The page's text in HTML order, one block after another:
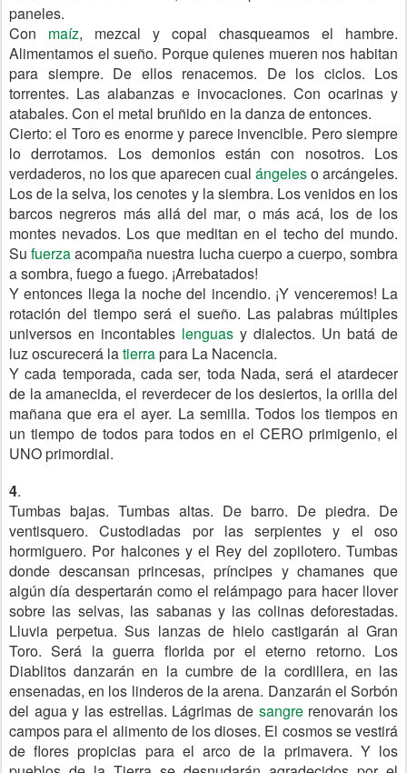
paneles.
Con maíz, mezcal y copal chasqueamos el hambre.
Alimentamos el sueño. Porque quienes mueren nos habitan
para siempre. De ellos renacemos. De los ciclos. Los
torrentes. Las alabanzas e invocaciones. Con ocarinas y
atabales. Con el metal bruñido en la danza de entonces.
Cierto: el Toro es enorme y parece invencible. Pero siempre
lo derrotamos. Los demonios están con nosotros. Los
verdaderos, no los que aparecen cual ángeleso arcángeles.
Los de la selva, los cenotes y la siembra. Los venidos en los
barcos negreros más allá del mar, o más acá, los de los
montes nevados. Los que meditan en el techo del mundo.
Sufuerzaacompaña nuestra lucha cuerpo a cuerpo, sombra
a sombra, fuego a fuego. ¡Arrebatados!
Y entonces llega la noche del incendio. ¡Y venceremos! La
rotación del tiempo será el sueño. Las palabras múltiples
universos en incontables lenguas y dialectos. Un batá de
luz oscurecerá latierrapara La Nacencia.
Y cada temporada, cada ser, toda Nada, será el atardecer
de la amanecida, el reverdecer de los desiertos, la orilla del
mañana que era el ayer. La semilla. Todos los tiempos en
un tiempo de todos para todos en el CERO primigenio, el
UNO primordial.
4.
Tumbas bajas. Tumbas altas. De barro. De piedra. De
ventisquero. Custodiadas por las serpientes y el oso
hormiguero. Por halcones y el Rey del zopilotero. Tumbas
donde descansan princesas, príncipes y chamanes que
algún día despertarán como el relámpago para hacer llover
sobre las selvas, las sabanas y las colinas deforestadas.
Lluvia perpetua. Sus lanzas de hielo castigarán al Gran
Toro. Será la guerra florida por el eterno retorno. Los
Diablitos danzarán en la cumbre de la cordillera, en las
ensenadas, en los linderos de la arena. Danzarán el Sorbón
del agua y las estrellas. Lágrimas de sangrerenovarán los
campos para el alimento de los dioses. El cosmos se vestirá
de flores propicias para el arco de la primavera. Y los